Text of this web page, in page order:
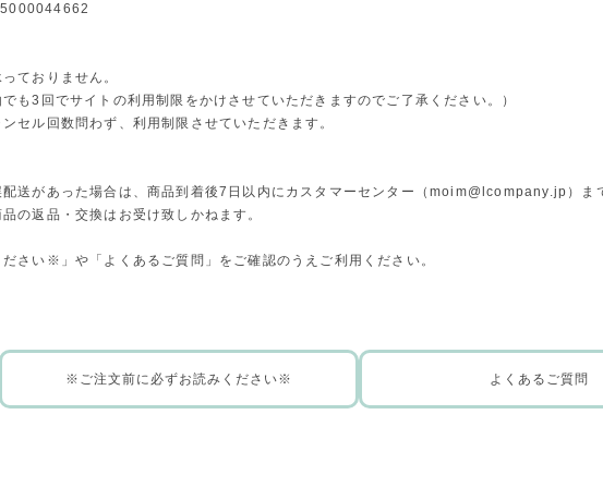
ておりません。
も3回でサイトの利用制限をかけさせていただきますのでご了承ください。）
セル回数問わず、利用制限させていただきます。
送があった場合は、商品到着後7日以内にカスタマーセンター（ moim@lcompany.jp ）ま
の返品・交換はお受け致しかねます。
さい※」や「よくあるご質問」をご確認のうえご利用ください。
※ご注文前に必ずお読みください※ よくあるご質問